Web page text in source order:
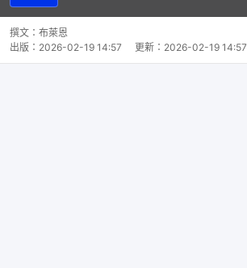
撰文： 布萊恩
出版： 2026-02-19 14:57 更新： 2026-02-19 14:57